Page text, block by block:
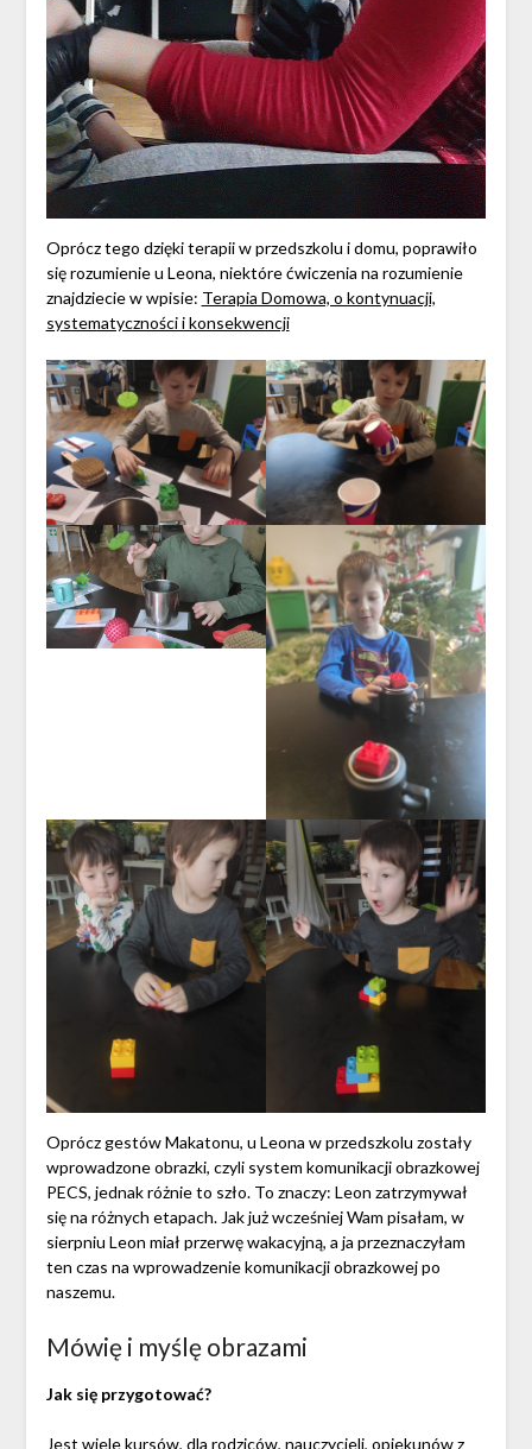
Oprócz tego dzięki terapii w przedszkolu i domu, poprawiło
się rozumienie u Leona, niektóre ćwiczenia na rozumienie
znajdziecie w wpisie: Terapia Domowa, o kontynuacji,
systematyczności i konsekwencji
Oprócz gestów Makatonu, u Leona w przedszkolu zostały
wprowadzone obrazki, czyli system komunikacji obrazkowej
PECS, jednak różnie to szło. To znaczy: Leon zatrzymywał
się na różnych etapach. Jak już wcześniej Wam pisałam, w
sierpniu Leon miał przerwę wakacyjną, a ja przeznaczyłam
ten czas na wprowadzenie komunikacji obrazkowej po
naszemu.
Mówię i myślę obrazami
Jak się przygotować?
Jest wiele kursów, dla rodziców, nauczycieli, opiekunów z